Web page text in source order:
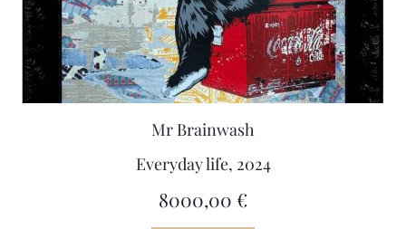
Mr Brainwash
Everyday life, 2024
8000,00 €